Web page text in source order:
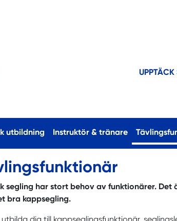
utbildning Instruktör & tränare
segling har stort behov av funktionärer. Det
bra kappsegling.